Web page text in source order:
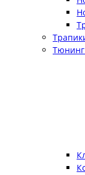
Тюнинг